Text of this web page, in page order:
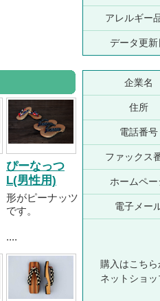
アレルギー
データ更新
ぴーなっつ
L(男性用)
形がピーナッツ
です。
....
企業名
住所
電話番号
ファックス
ホームペー
電子メー
購入はこちら
ネットショ